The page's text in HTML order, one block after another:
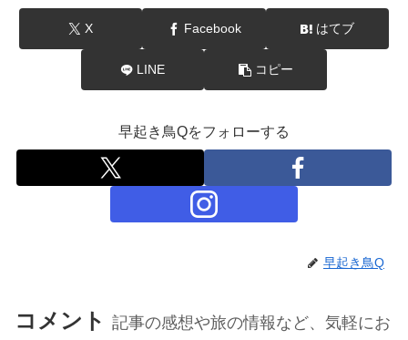
X Facebook はてブ
LINE コピー
早起き鳥Qをフォローする
早起き鳥Q
コメント 記事の感想や旅の情報など、気軽にお